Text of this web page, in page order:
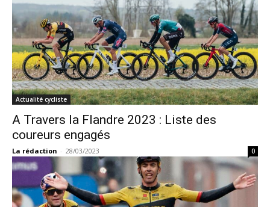
Actualité cycliste
A Travers la Flandre 2023 : Liste des
coureurs engagés
La rédaction - 28/03/2023 0